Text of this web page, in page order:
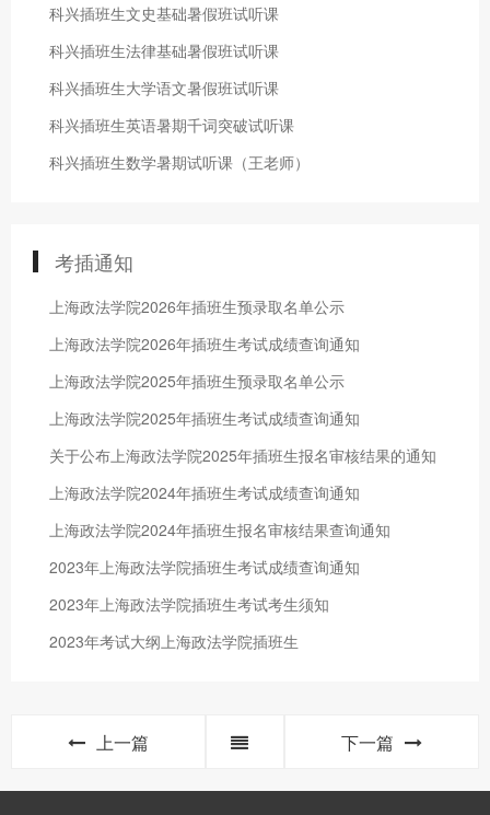
科兴插班生文史基础暑假班试听课
科兴插班生法律基础暑假班试听课
科兴插班生大学语文暑假班试听课
科兴插班生英语暑期千词突破试听课
科兴插班生数学暑期试听课（王老师）
考插通知
上海政法学院2026年插班生预录取名单公示
上海政法学院2026年插班生考试成绩查询通知
上海政法学院2025年插班生预录取名单公示
上海政法学院2025年插班生考试成绩查询通知
关于公布上海政法学院2025年插班生报名审核结果的通知
上海政法学院2024年插班生考试成绩查询通知
上海政法学院2024年插班生报名审核结果查询通知
2023年上海政法学院插班生考试成绩查询通知
2023年上海政法学院插班生考试考生须知
2023年考试大纲上海政法学院插班生
上一篇 下一篇